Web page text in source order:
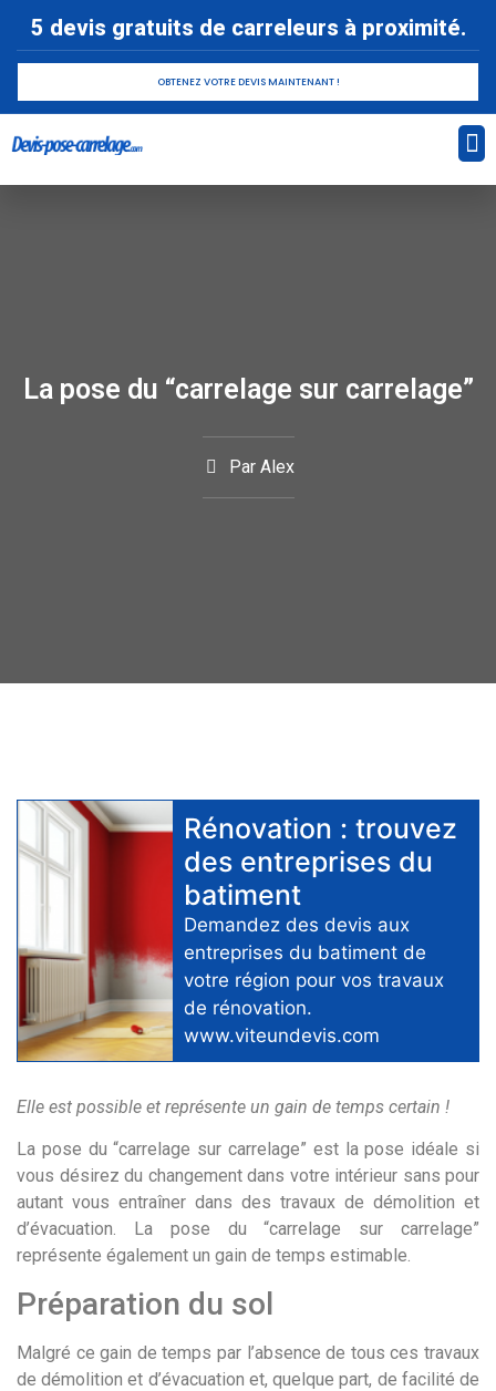
5 devis gratuits de carreleurs à proximité.
OBTENEZ VOTRE DEVIS MAINTENANT !
La pose du “carrelage sur carrelage”
ParAlex
Rénovation : trouvez
des entreprises du
batiment
Demandez des devis aux
entreprises du batiment de
votre région pour vos travaux
de rénovation.
www.viteundevis.com
Elle est possible et représente un gain de temps certain !
La pose du “carrelage sur carrelage” est la pose idéale si
vous désirez du changement dans votre intérieur sans pour
autant vous entraîner dans des travaux de démolition et
d’évacuation. La pose du “carrelage sur carrelage”
représente également un gain de temps estimable.
Préparation du sol
Malgré ce gain de temps par l’absence de tous ces travaux
de démolition et d’évacuation et, quelque part, de facilité de